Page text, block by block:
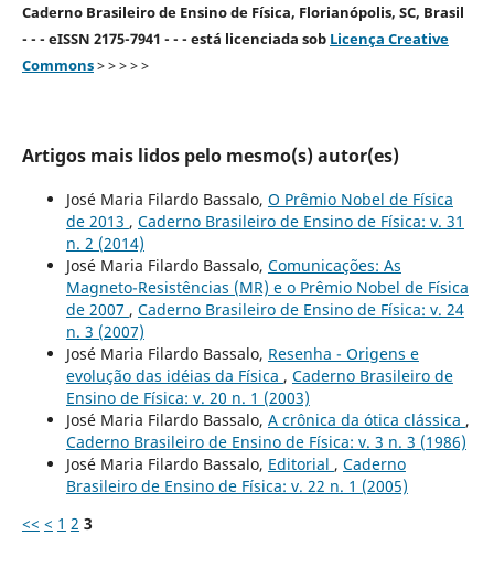
Caderno Brasileiro de Ensino de Física, Florianópolis, SC, Brasil
- - - eISSN 2175-7941 - - - está licenciada sob Licença Creative
Commons> > > > >
Artigos mais lidos pelo mesmo(s) autor(es)
José Maria Filardo Bassalo, O Prêmio Nobel de Física
de 2013 , Caderno Brasileiro de Ensino de Física: v. 31
n. 2 (2014)
José Maria Filardo Bassalo, Comunicações: As
Magneto-Resistências (MR) e o Prêmio Nobel de Física
de 2007 , Caderno Brasileiro de Ensino de Física: v. 24
n. 3 (2007)
José Maria Filardo Bassalo, Resenha - Origens e
evolução das idéias da Física , Caderno Brasileiro de
Ensino de Física: v. 20 n. 1 (2003)
José Maria Filardo Bassalo, A crônica da ótica clássica ,
Caderno Brasileiro de Ensino de Física: v. 3 n. 3 (1986)
José Maria Filardo Bassalo, Editorial , Caderno
Brasileiro de Ensino de Física: v. 22 n. 1 (2005)
<< < 1 2 3